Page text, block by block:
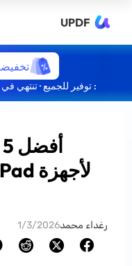
UPDF
: توفير للجميع · تنتهي في 8
رغداء محمد1/3/2026